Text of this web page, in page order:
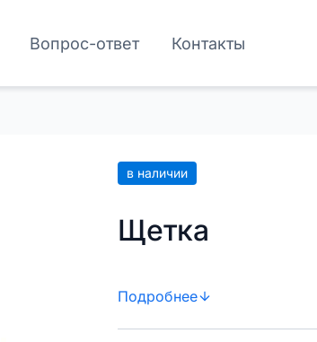
Вопрос-ответ Контакты
в наличии
Щетка
Подробнее